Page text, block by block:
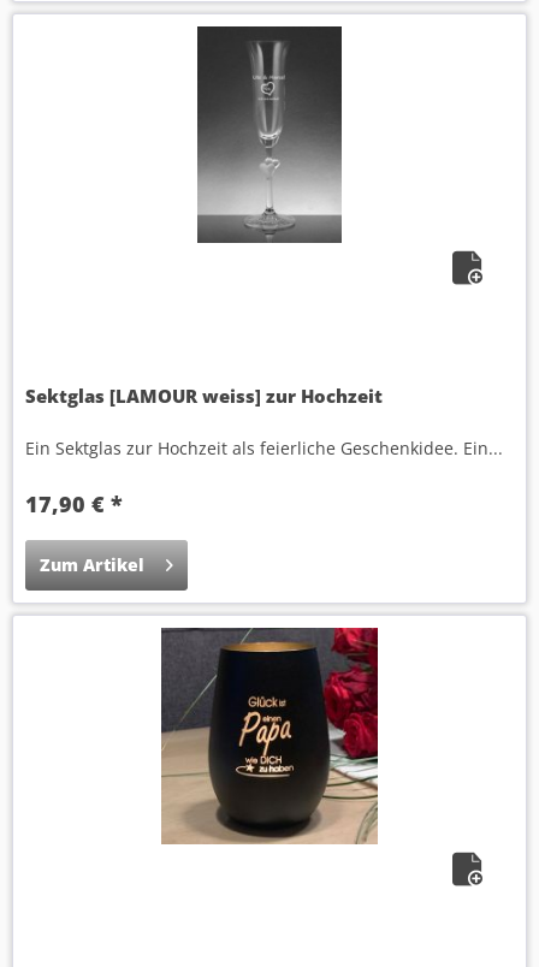
Sektglas [LAMOUR weiss] zur Hochzeit
Ein Sektglas zur Hochzeit als feierliche Geschenkidee. Ein...
17,90 € *
Zum Artikel